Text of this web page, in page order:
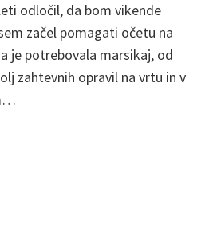
odločil, da bom vikende
začel pomagati očetu na
je potrebovala marsikaj, od
zahtevnih opravil na vrtu in v